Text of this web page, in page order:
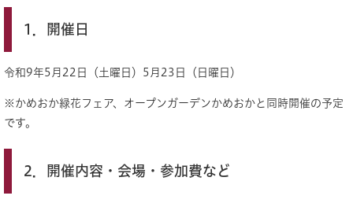
1．開催日
令和9年5月22日（土曜日）5月23日（日曜日）
※かめおか緑花フェア、オープンガーデンかめおかと同時開催の予定
です。
2．開催内容・会場・参加費など